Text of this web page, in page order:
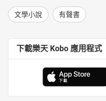
文學小說 有聲書
下載樂天 Kobo 應用程式